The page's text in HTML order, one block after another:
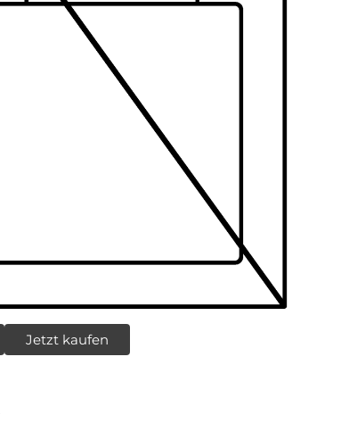
Jetzt kaufen